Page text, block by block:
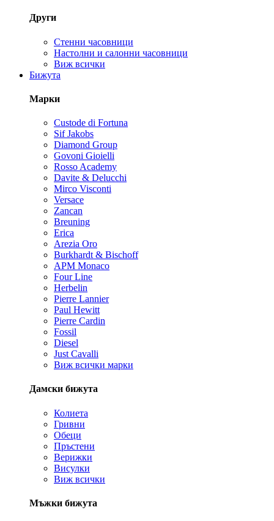
Други
Стенни часовници
Настолни и салонни часовници
Виж всички
Бижута
Марки
Custode di Fortuna
Sif Jakobs
Diamond Group
Govoni Gioielli
Rosso Academy
Davite & Delucchi
Mirco Visconti
Versace
Zancan
Breuning
Erica
Arezia Oro
Burkhardt & Bischoff
APM Monaco
Four Line
Herbelin
Pierre Lannier
Paul Hewitt
Pierre Cardin
Fossil
Diesel
Just Cavalli
Виж всички марки
Дамски бижута
Колиета
Гривни
Обеци
Пръстени
Верижки
Висулки
Виж всички
Мъжки бижута